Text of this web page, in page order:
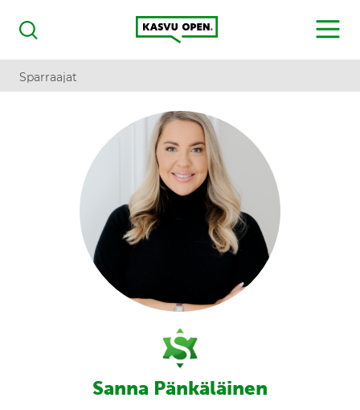
Haku
Kasvu Open
MENU
Sparraajat
Sanna Pänkäläinen